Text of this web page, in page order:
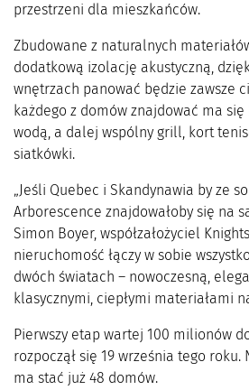
przestrzeni dla mieszkańców.
Zbudowane z naturalnych
dodatkową izolację akustyczną,
wnętrzach panować będzie zawsze
każdego z domów znajdować ma
wodą, a dalej wspólny grill, kort
siatkówki.
„Jeśli Quebec i Skandynawia by ze
Arborescence znajdowałoby się na
Simon Boyer, współzałożyciel
nieruchomość łączy w sobie
dwóch światach – nowoczesną,
klasycznymi, ciepłymi materiałami
Pierwszy etap wartej 100 milionów
rozpoczął się 19 września tego roku.
ma stać już 48 domów.